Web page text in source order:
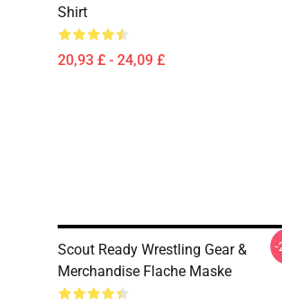
Shirt
20,93 £ - 24,09 £
Scout Ready Wrestling Gear &
Merchandise Flache Maske
-